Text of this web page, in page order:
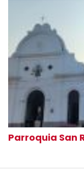
Parroquia San